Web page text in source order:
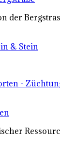
der
& Stein
-